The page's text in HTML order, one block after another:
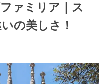
ァミリア｜ス
の美しさ！